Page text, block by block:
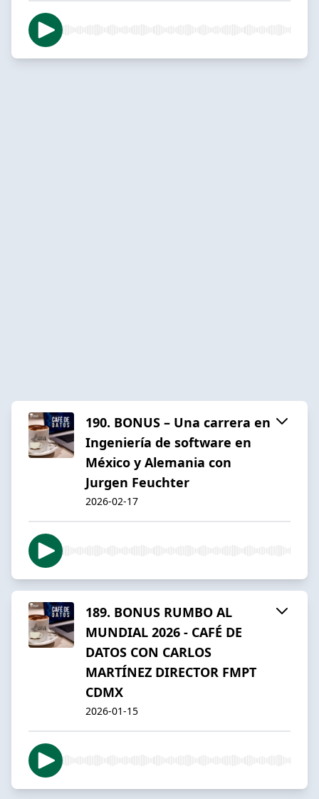
190. BONUS – Una carrera en
Ingeniería de software en
México y Alemania con
Jurgen Feuchter
2026-02-17
189. BONUS RUMBO AL
MUNDIAL 2026 - CAFÉ DE
DATOS CON CARLOS
MARTÍNEZ DIRECTOR FMPT
CDMX
2026-01-15